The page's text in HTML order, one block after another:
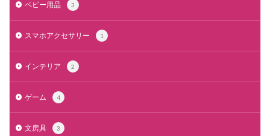
ベビー用品 3
スマホアクセサリー 1
インテリア 2
ゲーム 4
文房具 3